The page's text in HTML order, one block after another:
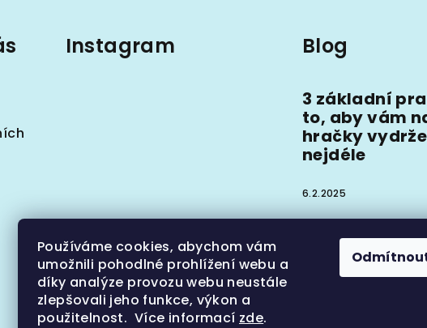
Používáme cookies, abychom vám
umožnili pohodlné prohlížení webu a
díky analýze provozu webu neustále
zlepšovali jeho funkce, výkon a
použitelnost. Více informací zde.
Instagram
Sledovat na Instagramu
Blog
3 základní
to, aby vám
hračky
nejdéle
6.2.2025